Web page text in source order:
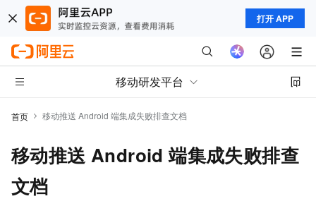
打开 APP
移动研发平台
首页 移动推送 Android 端集成失败排查文档
移动推送 Android 端集成失败排查
文档